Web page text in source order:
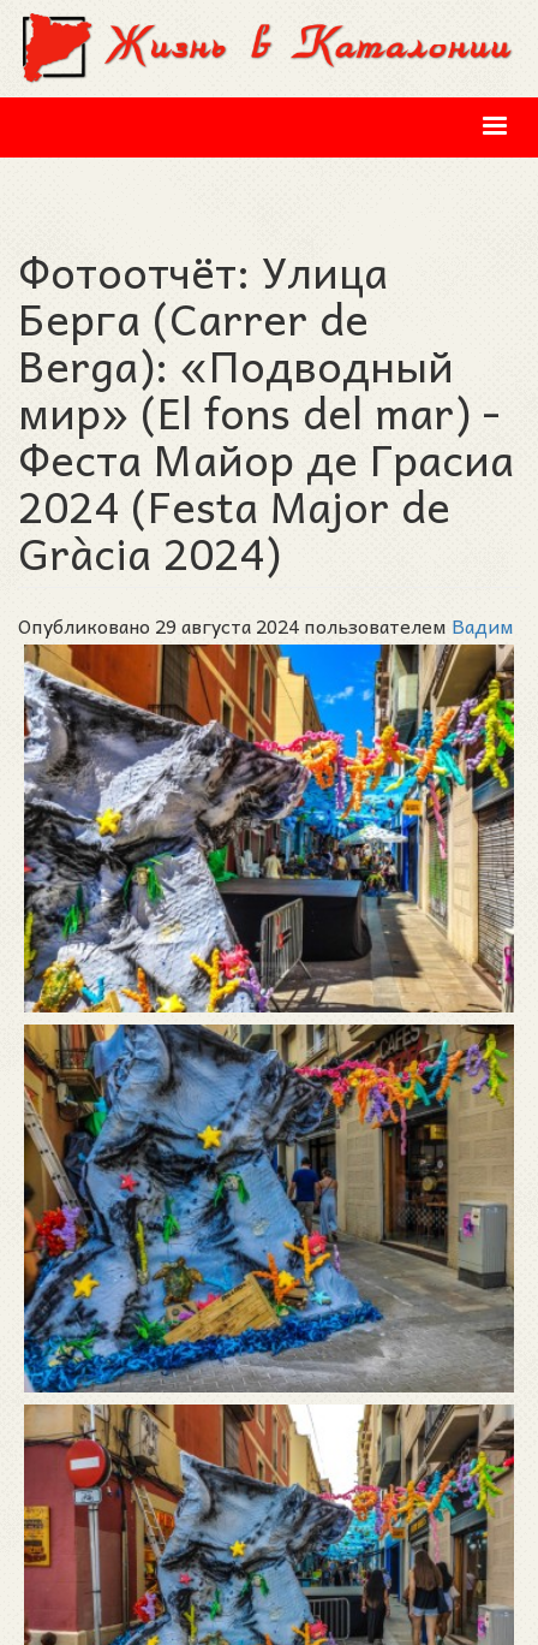
Перейти к основному содержанию
Фотоотчёт: Улица
Берга (Carrer de
Berga): «Подводный
мир» (El fons del mar) -
Феста Майор де Грасиа
2024 (Festa Major de
Gràcia 2024)
Опубликовано 29 августа 2024 пользователем Вадим